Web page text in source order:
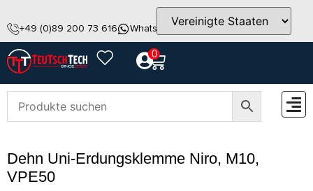
+49 (0)89 200 73 616 WhatsApp info@teutschtech.com
0
Dehn Uni-Erdungsklemme Niro, M10,
VPE50